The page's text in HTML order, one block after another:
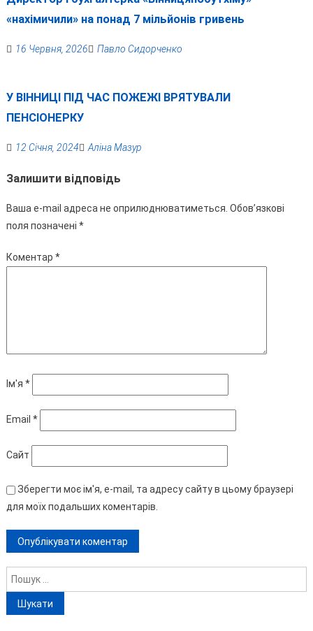
«нахімичили» на понад 7 мільйонів гривень
16 Червня, 2026 Павло Сидорченко
У ВІННИЦІ ПІД ЧАС ПОЖЕЖІ ВРЯТУВАЛИ
ПЕНСІОНЕРКУ
12 Січня, 2024 Аліна Мазур
Залишити відповідь
Ваша e-mail адреса не оприлюднюватиметься. Обов’язкові
поля позначені *
Коментар *
Ім'я *
Email *
Сайт
Зберегти моє ім'я, e-mail, та адресу сайту в цьому браузері
для моїх подальших коментарів.
Пошук: